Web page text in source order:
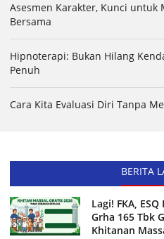
Asesmen Karakter, Kunci untuk
Bersama
Hipnoterapi: Bukan Hilang
Penuh
Cara Kita Evaluasi Diri Tanpa
BERITA
Lagi! FKA,
Grha 165 Tbk
Khitanan